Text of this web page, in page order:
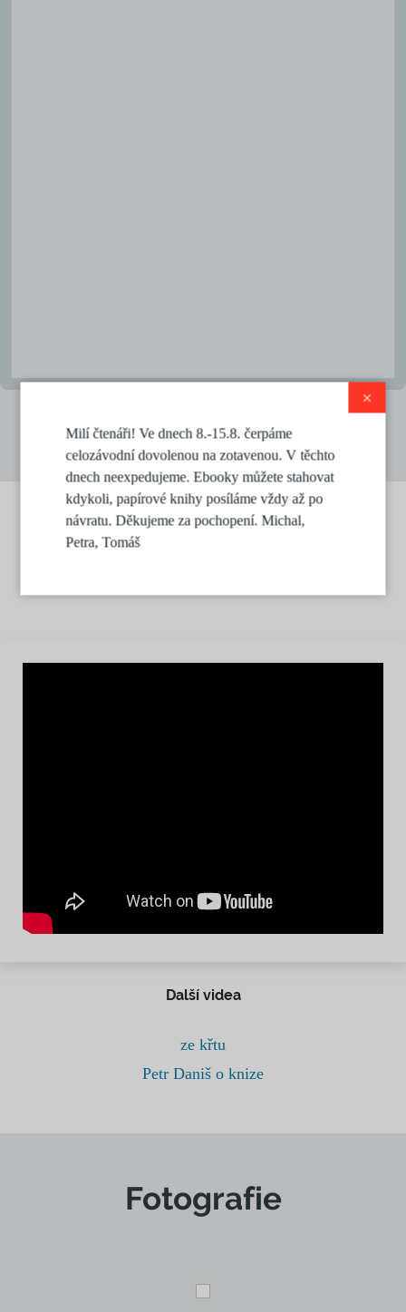
Další videa
ze křtu
Petr Daniš o knize
Fotografie
×
Milí čtenáři! Ve dnech 8.-15.8. čerpáme
celozávodní dovolenou na zotavenou. V těchto
dnech neexpedujeme. Ebooky můžete stahovat
kdykoli, papírové knihy posíláme vždy až po
návratu. Děkujeme za pochopení. Michal,
Petra, Tomáš